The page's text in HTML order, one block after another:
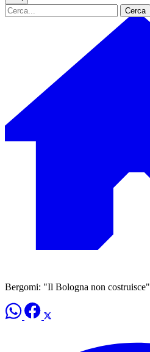
Cerca
Bergomi: "Il Bologna non costruisce"